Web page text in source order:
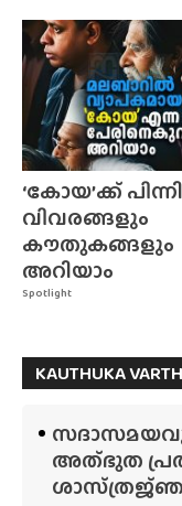
Spotlight
‘കോയ’ക്ക്
വിവരങ്ങളും
കൗതുകങ്ങളും
അറിയാം
KAUTHUKA
അത്‌ഭുത